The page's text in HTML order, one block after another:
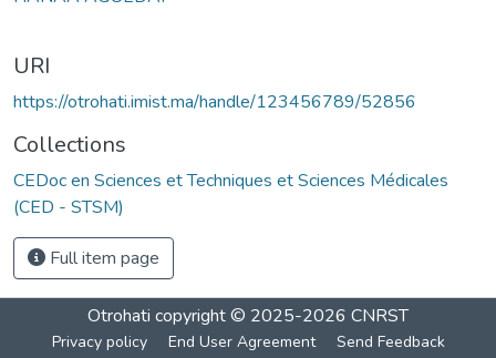
URI
https://otrohati.imist.ma/handle/123456789/52856
Collections
CEDoc en Sciences et Techniques et Sciences Médicales
(CED - STSM)
Full item page
Otrohati copyright © 2025-2026 CNRST
Privacy policy End User Agreement Send Feedback